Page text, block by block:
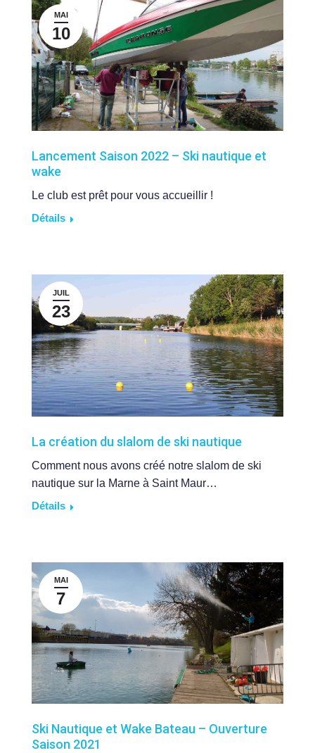
MAI
10
Lancement Saison 2022 – Ski nautique et
wake
Le club est prêt pour vous accueillir !
Détails
JUIL
23
La création du slalom de ski nautique
Comment nous avons créé notre slalom de ski
nautique sur la Marne à Saint Maur…
Détails
MAI
7
Ski Nautique et Wake Bateau – Ouverture
Saison 2021